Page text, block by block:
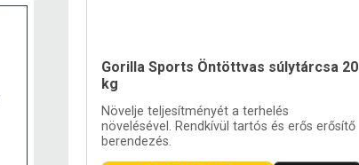
Gorilla Sports Öntöttvas súlytárcsa 20
kg
Növelje teljesítményét a terhelés
növelésével. Rendkívül tartós és erős erősítő
berendezés.